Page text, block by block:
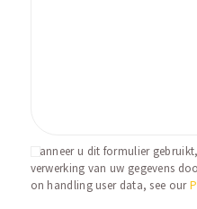
Wanneer u dit formulier
verwerking van uw gegevens
on handling user data, see our